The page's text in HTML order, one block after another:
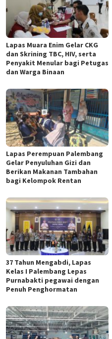
Lapas Muara Enim Gelar CKG
dan Skrining TBC, HIV, serta
Penyakit Menular bagi Petugas
dan Warga Binaan
Lapas Perempuan Palembang
Gelar Penyuluhan Gizi dan
Berikan Makanan Tambahan
bagi Kelompok Rentan
37 Tahun Mengabdi, Lapas
Kelas I Palembang Lepas
Purnabakti pegawai dengan
Penuh Penghormatan